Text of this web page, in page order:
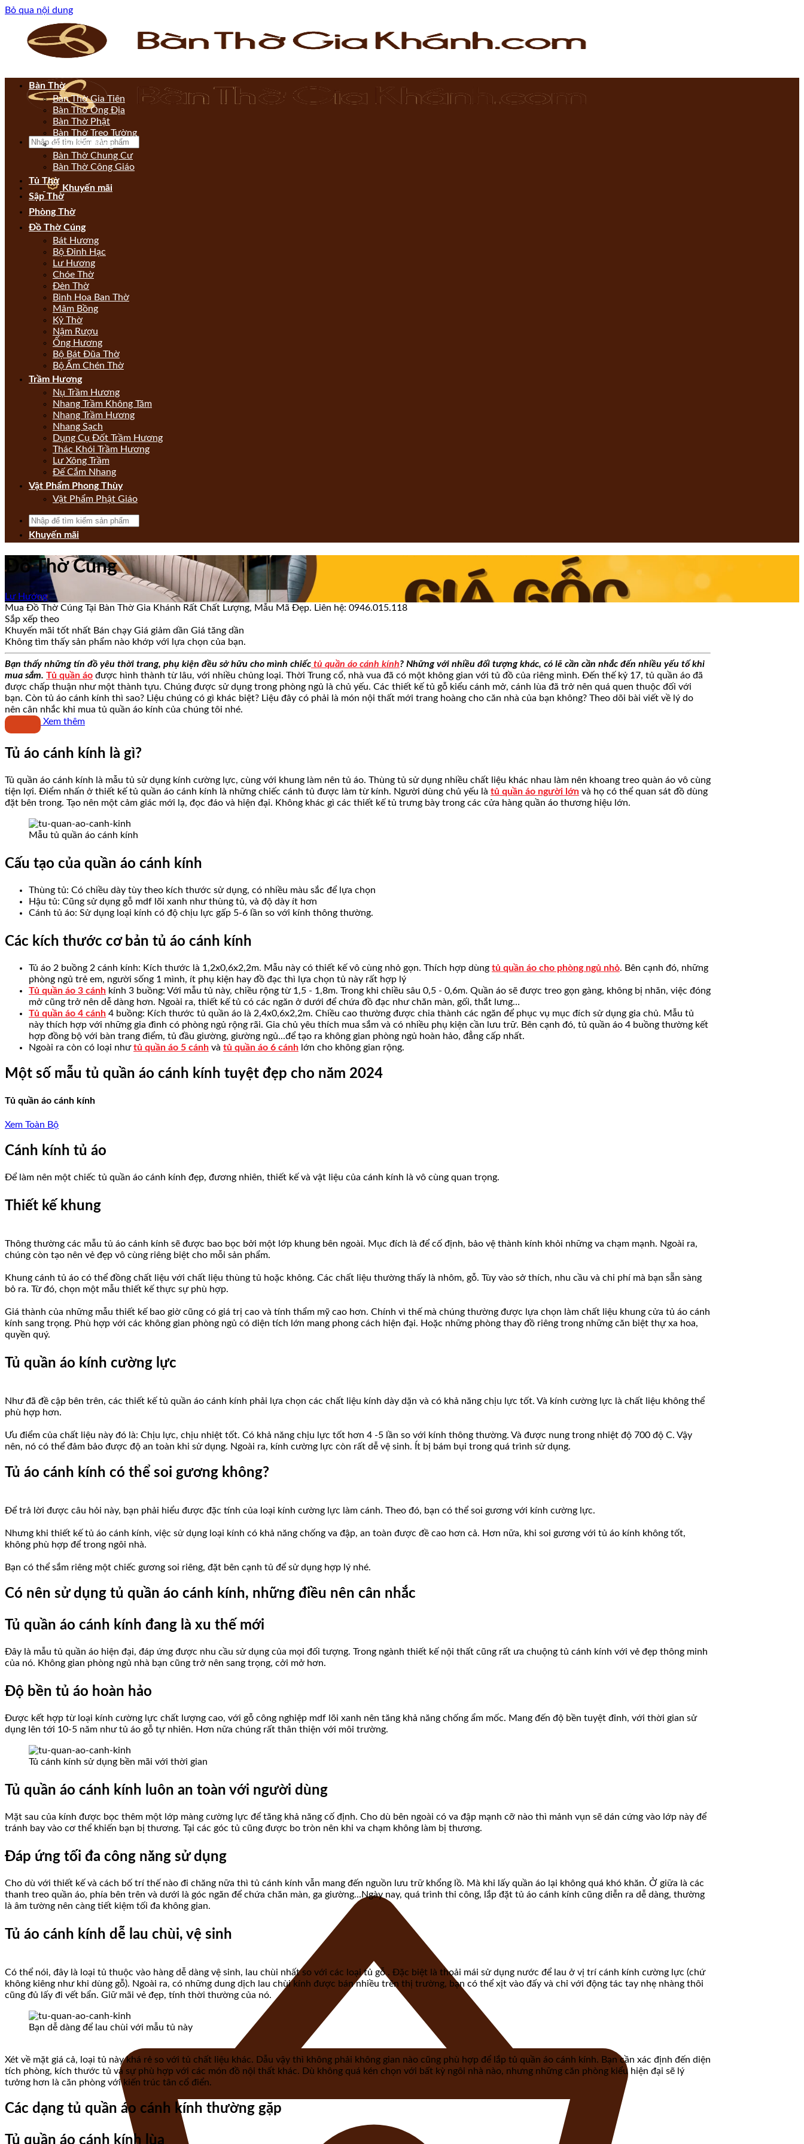
Bỏ qua nội dung
Khuyến mãi
Bàn Thờ
Bàn Thờ Gia Tiên
Bàn Thờ Ông Địa
Bàn Thờ Phật
Bàn Thờ Treo Tường
Bàn Thờ Đứng
Bàn Thờ Chung Cư
Bàn Thờ Công Giáo
Tủ Thờ
Sập Thờ
Phòng Thờ
Đồ Thờ Cúng
Bát Hương
Bộ Đỉnh Hạc
Lư Hương
Chóe Thờ
Đèn Thờ
Bình Hoa Ban Thờ
Mâm Bồng
Kỷ Thờ
Nậm Rượu
Ống Hương
Bộ Bát Đũa Thờ
Bộ Ấm Chén Thờ
Trầm Hương
Nụ Trầm Hương
Nhang Trầm Không Tăm
Nhang Trầm Hương
Nhang Sạch
Dụng Cụ Đốt Trầm Hương
Thác Khói Trầm Hương
Lư Xông Trầm
Đế Cắm Nhang
Vật Phẩm Phong Thùy
Vật Phẩm Phật Giáo
Khuyến mãi
Đồ Thờ Cúng
Lư Hương
Mua Đồ Thờ Cúng Tại Bàn Thờ Gia Khánh Rất Chất Lượng, Mẫu Mã Đẹp. Liên hệ: 0946.015.118
Sắp xếp theo
Khuyến mãi tốt nhất Bán chạy Giá giảm dần Giá tăng dần
Không tìm thấy sản phẩm nào khớp với lựa chọn của bạn.
Bạn thấy những tín đồ yêu thời trang, phụ kiện đều sở hữu cho mình chiếc tủ quần áo cánh kính? Những với nhiều đối tượng khác, có lẽ cần cần nhắc đến nhiều yếu tố khi
mua sắm. Tủ quần áo được hình thành từ lâu, với nhiều chủng loại. Thời Trung cổ, nhà vua đã có một không gian với tủ đồ của riêng mình. Đến thế kỷ 17, tủ quần áo đã
được chấp thuận như một thành tựu. Chúng được sử dụng trong phòng ngủ là chủ yếu. Các thiết kế tủ gỗ kiểu cánh mở, cánh lùa đã trở nên quá quen thuộc đối với
bạn. Còn tủ áo cánh kính thì sao? Liệu chúng có gì khác biệt? Liệu đây có phải là món nội thất mới trang hoàng cho căn nhà của bạn không? Theo dõi bài viết về lý do
nên cân nhắc khi mua tủ quần áo kính của chúng tôi nhé.
Xem thêm
Tủ áo cánh kính là gì?
Tủ quần áo cánh kính là mẫu tủ sử dụng kính cường lực, cùng với khung làm nên tủ áo. Thùng tủ sử dụng nhiều chất liệu khác nhau làm nên khoang treo quàn áo vô cùng
tiện lợi. Điểm nhấn ở thiết kế tủ quần áo cánh kính là những chiếc cánh tủ được làm từ kính. Người dùng chủ yếu là tủ quần áo người lớn và họ có thể quan sát đồ dùng
đặt bên trong. Tạo nên một cảm giác mới lạ, đọc đáo và hiện đại. Không khác gì các thiết kế tủ trưng bày trong các cửa hàng quần áo thương hiệu lớn.
Mẫu tủ quần áo cánh kính
Cấu tạo của quần áo cánh kính
Thùng tủ: Có chiều dày tùy theo kích thước sử dụng, có nhiều màu sắc để lựa chọn
Hậu tủ: Cũng sử dụng gỗ mdf lõi xanh như thùng tủ, và độ dày ít hơn
Cánh tủ áo: Sử dụng loại kính có độ chịu lực gấp 5-6 lần so với kính thông thường.
Các kích thước cơ bản tủ áo cánh kính
Tủ áo 2 buồng 2 cánh kính: Kích thước là 1,2x0,6x2,2m. Mẫu này có thiết kế vô cùng nhỏ gọn. Thích hợp dùng tủ quần áo cho phòng ngủ nhỏ. Bên cạnh đó, những
phòng ngủ trẻ em, người sống 1 mình, ít phụ kiện hay đồ đạc thì lựa chọn tủ này rất hợp lý
Tủ quần áo 3 cánh kính 3 buồng: Với mẫu tủ này, chiều rộng từ 1,5 - 1,8m. Trong khi chiều sâu 0,5 - 0,6m. Quần áo sẽ được treo gọn gàng, không bị nhăn, việc đóng
mở cũng trở nên dễ dàng hơn. Ngoài ra, thiết kế tủ có các ngăn ở dưới để chứa đồ đạc như chăn màn, gối, thắt lưng…
Tủ quần áo 4 cánh 4 buồng: Kích thước tủ quần áo là 2,4x0,6x2,2m. Chiều cao thường được chia thành các ngăn để phục vụ mục đích sử dụng gia chủ. Mẫu tủ
này thích hợp với những gia đình có phòng ngủ rộng rãi. Gia chủ yêu thích mua sắm và có nhiều phụ kiện cần lưu trữ. Bên cạnh đó, tủ quần áo 4 buồng thường kết
hợp đồng bộ với bàn trang điểm, tủ đầu giường, giường ngủ...để tạo ra không gian phòng ngủ hoàn hảo, đẳng cấp nhất.
Ngoài ra còn có loại nhưtủ quần áo 5 cánh và tủ quần áo 6 cánh lớn cho không gian rộng.
Một số mẫu tủ quần áo cánh kính tuyệt đẹp cho năm 2024
Tủ quần áo cánh kính
Xem Toàn Bộ
Cánh kính tủ áo
Để làm nên một chiếc tủ quần áo cánh kính đẹp, đương nhiên, thiết kế và vật liệu của cánh kính là vô cùng quan trọng.
Thiết kế khung
Thông thường các mẫu tủ áo cánh kính sẽ được bao bọc bởi một lớp khung bên ngoài. Mục đích là để cố định, bảo vệ thành kính khỏi những va chạm mạnh. Ngoài ra,
chúng còn tạo nên vẻ đẹp vô cùng riêng biệt cho mỗi sản phẩm.
Khung cánh tủ áo có thể đồng chất liệu với chất liệu thùng tủ hoặc không. Các chất liệu thường thấy là nhôm, gỗ. Tùy vào sở thích, nhu cầu và chi phí mà bạn sẵn sàng
bỏ ra. Từ đó, chọn một mẫu thiết kế thực sự phù hợp.
Giá thành của những mẫu thiết kế bao giờ cũng có giá trị cao và tính thẩm mỹ cao hơn. Chính vì thế mà chúng thường được lựa chọn làm chất liệu khung cửa tủ áo cánh
kính sang trọng. Phù hợp với các không gian phòng ngủ có diện tích lớn mang phong cách hiện đại. Hoặc những phòng thay đồ riêng trong những căn biệt thự xa hoa,
quyền quý.
Tủ quần áo kính cường lực
Như đã đề cập bên trên, các thiết kế tủ quần áo cánh kính phải lựa chọn các chất liệu kính dày dặn và có khả năng chịu lực tốt. Và kính cường lực là chất liệu không thể
phù hợp hơn.
Ưu điểm của chất liệu này đó là: Chịu lực, chịu nhiệt tốt. Có khả năng chịu lực tốt hơn 4 -5 lần so với kính thông thường. Và được nung trong nhiệt độ 700 độ C. Vậy
nên, nó có thể đảm bảo được độ an toàn khi sử dụng. Ngoài ra, kính cường lực còn rất dễ vệ sinh. Ít bị bám bụi trong quá trình sử dụng.
Tủ áo cánh kính có thể soi gương không?
Để trả lời được câu hỏi này, bạn phải hiểu được đặc tính của loại kính cường lực làm cánh. Theo đó, bạn có thể soi gương với kính cường lực.
Nhưng khi thiết kế tủ áo cánh kính, việc sử dụng loại kính có khả năng chống va đập, an toàn được đề cao hơn cả. Hơn nữa, khi soi gương với tủ áo kính không tốt,
không phù hợp để trong ngôi nhà.
Bạn có thể sắm riêng một chiếc gương soi riêng, đặt bên cạnh tủ để sử dụng hợp lý nhé.
Có nên sử dụng tủ quần áo cánh kính, những điều nên cân nhắc
Tủ quần áo cánh kính đang là xu thế mới
Đây là mẫu tủ quần áo hiện đại, đáp ứng được nhu cầu sử dụng của mọi đối tượng. Trong ngành thiết kế nội thất cũng rất ưa chuộng tủ cánh kính với vẻ đẹp thông minh
của nó. Không gian phòng ngủ nhà bạn cũng trở nên sang trọng, cởi mở hơn.
Độ bền tủ áo hoàn hảo
Được kết hợp từ loại kính cường lực chất lượng cao, với gỗ công nghiệp mdf lõi xanh nên tăng khả năng chống ẩm mốc. Mang đến độ bền tuyệt đỉnh, với thời gian sử
dụng lên tới 10-5 năm như tủ áo gỗ tự nhiên. Hơn nữa chúng rất thân thiện với môi trường.
Tủ cánh kính sử dụng bền mãi với thời gian
Tủ quần áo cánh kính luôn an toàn với người dùng
Mặt sau của kính được bọc thêm một lớp màng cường lực để tăng khả năng cố định. Cho dù bên ngoài có va đập mạnh cỡ nào thì mảnh vụn sẽ dán cứng vào lớp này để
tránh bay vào cơ thể khiến bạn bị thương. Tại các góc tủ cũng được bo tròn nên khi va chạm không làm bị thương.
Đáp ứng tối đa công năng sử dụng
Cho dù với thiết kế và cách bố trí thế nào đi chăng nữa thì tủ cánh kính vẫn mang đến nguồn lưu trữ khổng lồ. Mà khi lấy quần áo lại không quá khó khăn. Ở giữa là các
thanh treo quần áo, phía bên trên và dưới là góc ngăn để chứa chăn màn, ga giường...Ngày nay, quá trình thi công, lắp đặt tủ áo cánh kính cũng diễn ra dễ dàng, thường
là âm tường nên càng tiết kiệm tối đa không gian.
Tủ áo cánh kính dễ lau chùi, vệ sinh
Có thể nói, đây là loại tủ thuộc vào hàng dễ dàng vệ sinh, lau chùi nhất so với các loại tủ gỗ . Đặc biệt là thoải mái sử dụng nước để lau ở vị trí cánh kính cường lực (chứ
không kiêng như khi dùng gỗ). Ngoài ra, có những dung dịch lau chùi kính được bán nhiều trên thị trường, bạn có thể xịt vào đấy và chỉ với động tác tay nhẹ nhàng thôi
cũng đủ lấy đi vết bẩn. Giữ mãi vẻ đẹp, tính thời thường của nó.
Bạn dễ dàng để lau chùi với mẫu tủ này
Xét về mặt giá cả, loại tủ này khá rẻ so với tủ chất liệu khác. Dẫu vậy thì không phải không gian nào cũng phù hợp để lắp tủ quần áo cánh kính. Bạn cần xác định đến diện
tích phòng, kích thước tủ và sự phù hợp với các món đồ nội thất khác. Dù không quá kén chọn với bất kỳ ngôi nhà nào, nhưng những căn phòng kiểu hiện đại sẽ lý
tưởng hơn là căn phòng với kiến trúc tân cổ điển.
Các dạng tủ quần áo cánh kính thường gặp
Tủ quần áo cánh kính lùa